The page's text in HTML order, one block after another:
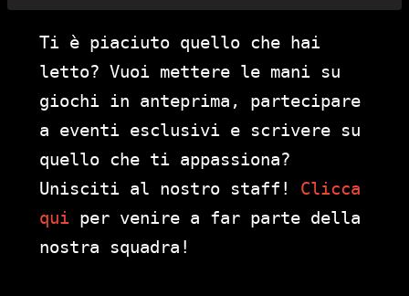
Ti è piaciuto quello che hai
letto? Vuoi mettere le mani su
giochi in anteprima, partecipare
a eventi esclusivi e scrivere su
quello che ti appassiona?
Unisciti al nostro staff! Clicca
qui per venire a far parte della
nostra squadra!